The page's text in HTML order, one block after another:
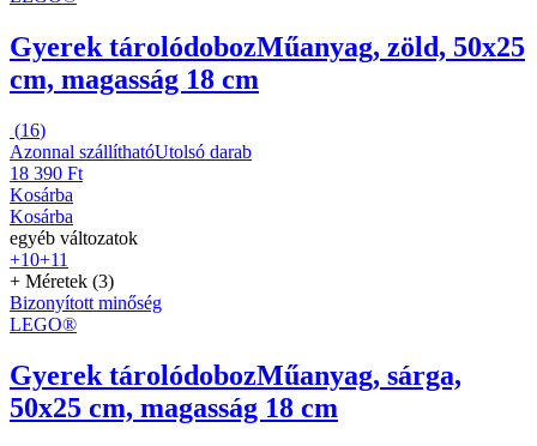
Gyerek tárolódobozMűanyag, zöld, 50x25
cm, magasság 18 cm
(16)
Azonnal szállíthatóUtolsó darab
18 390 Ft
Kosárba
Kosárba
egyéb változatok
+10+11
+ Méretek (3)
Bizonyított minőség
LEGO®
Gyerek tárolódobozMűanyag, sárga,
50x25 cm, magasság 18 cm